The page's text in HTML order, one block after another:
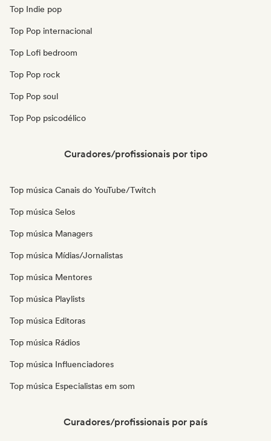
Top Indie pop
Top Pop internacional
Top Lofi bedroom
Top Pop rock
Top Pop soul
Top Pop psicodélico
Curadores/profissionais por tipo
Top música Canais do YouTube/Twitch
Top música Selos
Top música Managers
Top música Mídias/Jornalistas
Top música Mentores
Top música Playlists
Top música Editoras
Top música Rádios
Top música Influenciadores
Top música Especialistas em som
Curadores/profissionais por país